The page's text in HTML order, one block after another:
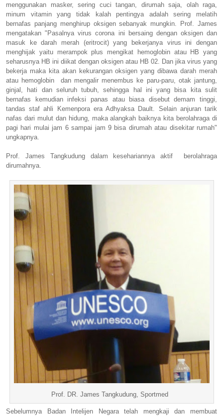
menggunakan masker, sering cuci tangan, dirumah saja, olah raga,
minum vitamin yang tidak kalah pentingya adalah sering melatih
bernafas panjang menghirup oksigen sebanyak mungkin. Prof. James
mengatakan "Pasalnya virus corona ini bersaing dengan oksigen dan
masuk ke darah merah (eritrocit) yang bekerjanya virus ini dengan
menghijak yaitu merampok plus mengikat hemoglobin atau HB yang
seharusnya HB ini diikat dengan oksigen atau HB 02. Dan jika virus yang
bekerja maka kita akan kekurangan oksigen yang dibawa darah merah
atau hemoglobin dan mengalir menembus ke paru-paru, otak jantung,
ginjal, hati dan seluruh tubuh, sehingga hal ini yang bisa kita sulit
bernafas kemudian infeksi panas atau biasa disebut demam tinggi,
tandas staf ahli Kemenpora era Adhyaksa Dault. Selain anjuran tarik
nafas dari mulut dan hidung, maka alangkah baiknya kita berolahraga di
pagi hari mulai jam 6 sampai jam 9 bisa dirumah atau disekitar rumah"
ungkapnya.
Prof. James Tangkudung dalam kesehariannya aktif berolahraga
dirumahnya.
Prof. DR. James Tangkudung, Sportmed
Sebelumnya Badan Intelijen Negara telah mengkaji dan membuat